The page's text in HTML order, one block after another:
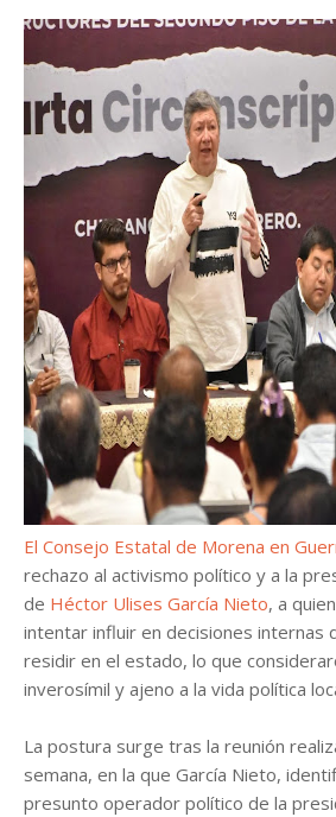
El Consejo Estatal de Morena en
rechazo al activismo político y a la
de Héctor Ulises García Nieto, a
intentar influir en decisiones internas
residir en el estado, lo que
inverosímil y ajeno a la vida política
La postura surge tras la reunión
semana, en la que García Nieto,
presunto operador político de la